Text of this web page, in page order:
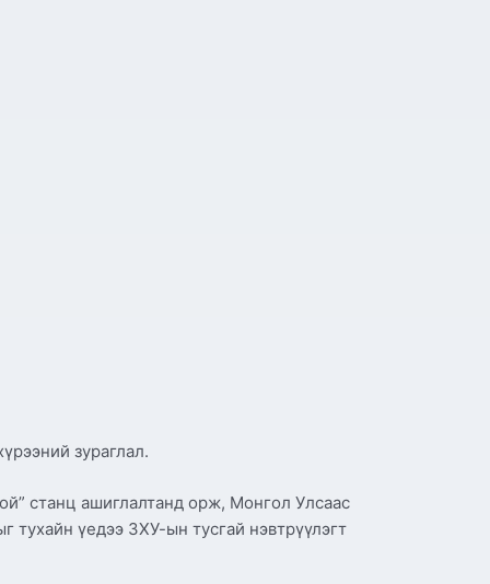
зураглал.
станц ашиглалтанд орж, Монгол Улсаас
тухайн үедээ ЗХУ-ын тусгай нэвтрүүлэгт